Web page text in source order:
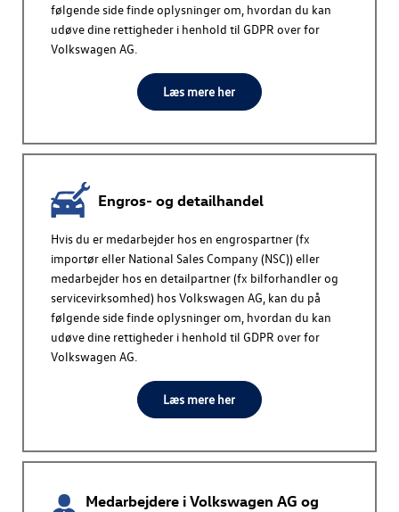
følgende side finde oplysninger om, hvordan du kan
udøve dine rettigheder i henhold til GDPR over for
Volkswagen AG.
Læs mere her
Engros- og detailhandel
Hvis du er medarbejder hos en engrospartner (fx
importør eller National Sales Company (NSC)) eller
medarbejder hos en detailpartner (fx bilforhandler og
servicevirksomhed) hosVolkswagen AG, kan du på
følgende side finde oplysninger om, hvordan du kan
udøve dine rettigheder i henhold til GDPR over for
Volkswagen AG.
Læs mere her
Medarbejdere iVolkswagen AG og